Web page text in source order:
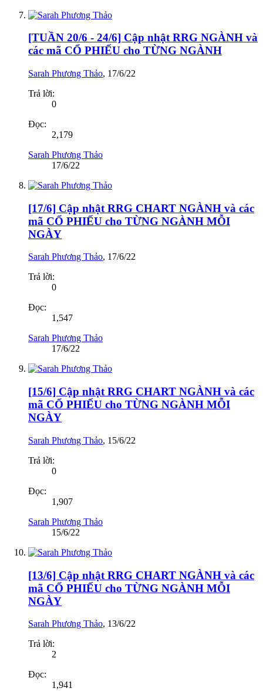
[TUẦN 20/6 - 24/6] Cập nhật RRG NGÀNH và
các mã CỔ PHIẾU cho TỪNG NGÀNH
Sarah Phương Thảo, 17/6/22
Trả lời:
0
Đọc:
2,179
Sarah Phương Thảo
17/6/22
[17/6] Cập nhật RRG CHART NGÀNH và các
mã CỔ PHIẾU cho TỪNG NGÀNH MỖI
NGÀY
Sarah Phương Thảo, 17/6/22
Trả lời:
0
Đọc:
1,547
Sarah Phương Thảo
17/6/22
[15/6] Cập nhật RRG CHART NGÀNH và các
mã CỔ PHIẾU cho TỪNG NGÀNH MỖI
NGÀY
Sarah Phương Thảo, 15/6/22
Trả lời:
0
Đọc:
1,907
Sarah Phương Thảo
15/6/22
[13/6] Cập nhật RRG CHART NGÀNH và các
mã CỔ PHIẾU cho TỪNG NGÀNH MỖI
NGÀY
Sarah Phương Thảo, 13/6/22
Trả lời:
2
Đọc:
1,941